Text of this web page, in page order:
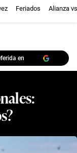
Feriados Alianza
en